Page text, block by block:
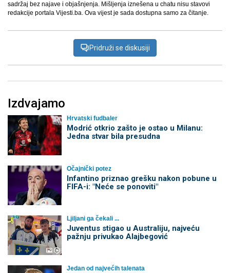
sadržaj bez najave i objašnjenja. Mišljenja iznešena u chatu nisu stavovi
redakcije portala Vijesti.ba. Ova vijest je sada dostupna samo za čitanje.
Pridruži se diskusiji
Izdvajamo
Hrvatski fudbaler
Modrić otkrio zašto je ostao u Milanu:
Jedna stvar bila presudna
Očajnički potez
Infantino priznao grešku nakon pobune u
FIFA-i: "Neće se ponoviti"
Ljiljani ga čekali ...
Juventus stigao u Australiju, najveću
pažnju privukao Alajbegović
Jedan od najvećih talenata